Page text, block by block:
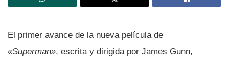
El primer avance de la nueva película de
«Superman», escrita y dirigida por James Gunn,